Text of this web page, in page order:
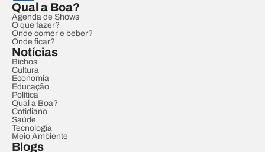
Qual a Boa?
Agenda de Shows
O que fazer?
Onde comer e beber?
Onde ficar?
Notícias
Bichos
Cultura
Economia
Educação
Política
Qual a Boa?
Cotidiano
Saúde
Tecnologia
Meio Ambiente
Blogs